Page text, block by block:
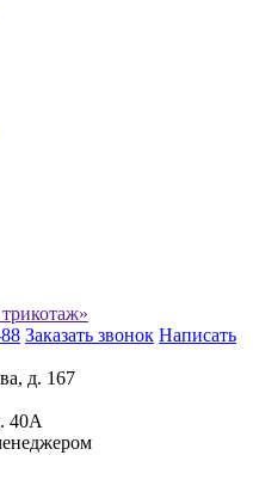
Заказать звонок Написать
д. 167
40А